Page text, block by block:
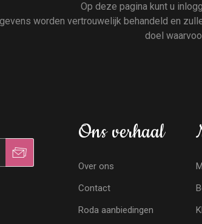
Op deze pagina kunt u
worden vertrouwelijk behandeld en
doel
Ons verhaal
Over ons
Contact
Roda aanbiedingen